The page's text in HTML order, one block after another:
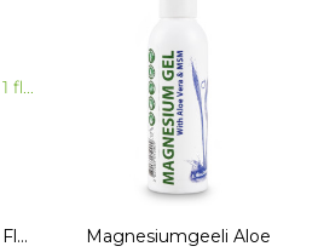
Magnesiumgeeli Aloe